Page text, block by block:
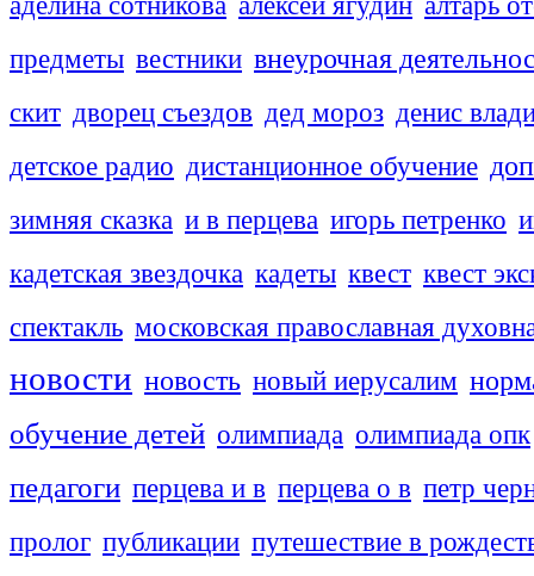
предметы вестники внеурочная
скит дворец съездов дед мороз денис
детское радио дистанционное обучение
зимняя сказка и в перцева игорь петренко
кадетская звездочка кадеты квест квест
спектакль московская православная
новости новость новый иерусалим
обучение детей олимпиада олимпиада опк
педагоги перцева и в перцева о в петр
пролог публикации путешествие в